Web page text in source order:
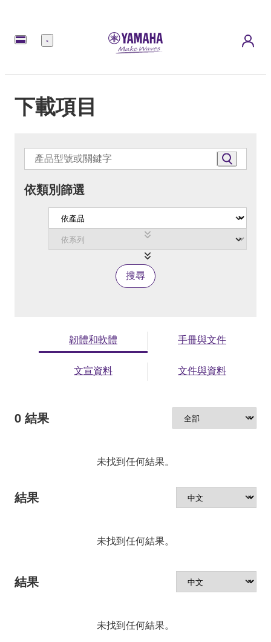
選
下載項目
依類別篩選
搜尋
韌體和軟體 手冊與文件
文宣資料 文件與資料
0 結果
未找到任何結果。
結果
未找到任何結果。
結果
未找到任何結果。